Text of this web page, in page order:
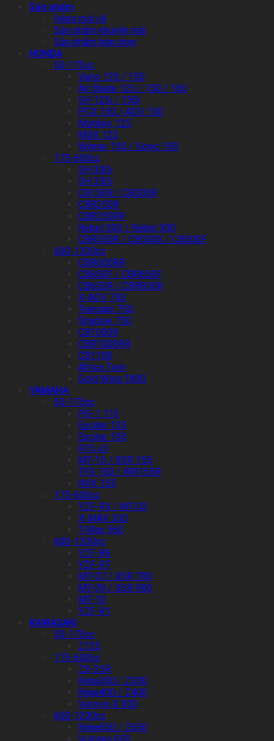
Sản phẩm
Hàng mới về
Sản phẩm khuyến mãi
Sản phẩm bán chạy
HONDA
50-175cc
Vario 125 / 150
Air Blade 125 / 150 / 160
SH 125i / 150i
PCX 150 / ADV 150
Monkey 125
MSX 125
Winner 150 / Sonic 150
175-600cc
SH 300i
SH 350i
CB150R / CB300R
CBR250R
CBR250RR
Rebel 300 / Rebel 500
CBR500R / CB500X / CB500F
600-1200cc
CBR600RR
CB650F / CBR650F
CB650R / CBR650R
X-ADV 750
Transalp 750
Shadow 750
CB1000R
CBR1000RR
CB1100
Africa Twin
Gold Wing 1800
YAMAHA
50-175cc
PG-1 115
Exciter 135
Exciter 150
R15 v3
MT-15 / XSR 155
TFX 150 / WR155R
NVX 155
175-600cc
YZF-R3 / MT-03
X-MAX 300
T-Max 560
600-1200cc
YZF-R6
YZF-R7
MT-07 / XSR 700
MT-09 / XSR 900
MT-10
YZF-R1
KAWASAKI
50-175cc
Z125
175-600cc
ZX-25R
Ninja300 / Z300
Ninja400 / Z400
Versys-X 300
600-1200cc
Ninja650 / Z650